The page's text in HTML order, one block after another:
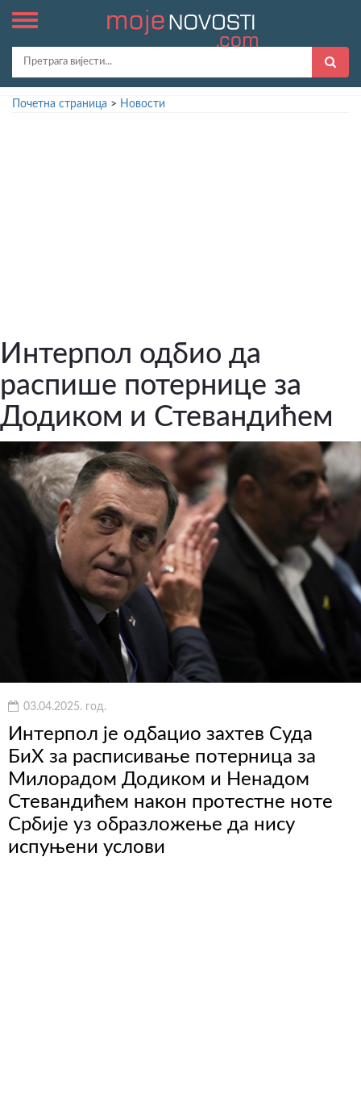
Почетна страница > Новости
Интерпол одбио да
распише потернице за
Додиком и Стевандићем
03.04.2025. год.
Интерпол је одбацио захтев Суда
БиХ за расписивање потерница за
Милорадом Додиком и Ненадом
Стевандићем након протестне ноте
Србије уз образложење да нису
испуњени услови